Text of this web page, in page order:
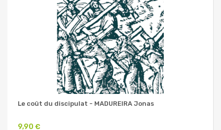
Le coût du discipulat - MADUREIRA Jonas
9,90 €